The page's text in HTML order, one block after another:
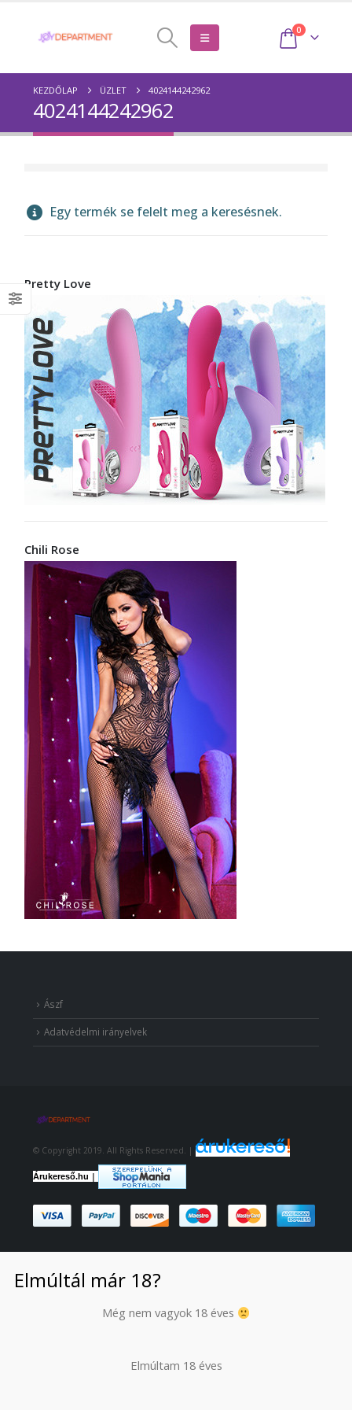
0
KEZDŐLAP ÜZLET 4024144242962
4024144242962
Egy termék se felelt meg a keresésnek.
Pretty Love
Chili Rose
Ászf
Adatvédelmi irányelvek
© Copyright 2019. All Rights Reserved. |
Árukereső.hu |
Elmúltál már 18?
Még nem vagyok 18 éves
Elmúltam 18 éves